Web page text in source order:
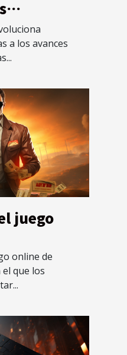
una
a los avances
juego
online de
que los